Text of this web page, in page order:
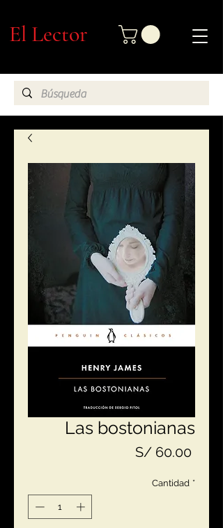
El Lector
Las bostonianas
S/ 60.00Precio
Cantidad *